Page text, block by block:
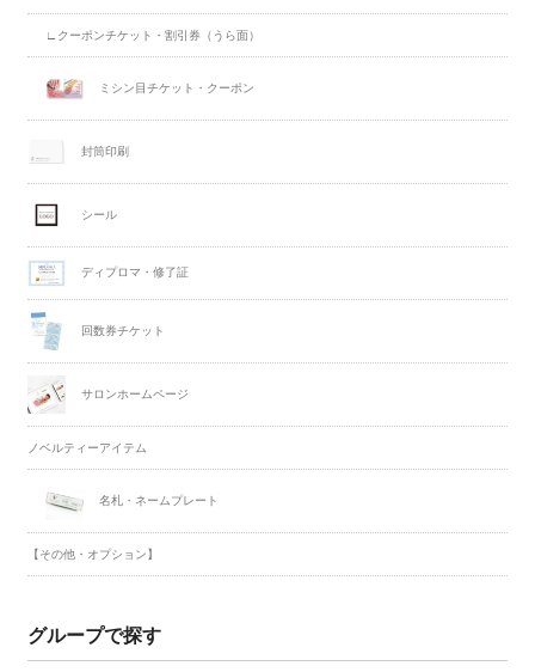
∟クーポンチケット・割引券（うら面）
ミシン目チケット・クーポン
封筒印刷
シール
ディプロマ・修了証
回数券チケット
サロンホームページ
ノベルティーアイテム
名札・ネームプレート
【その他・オプション】
グループで探す